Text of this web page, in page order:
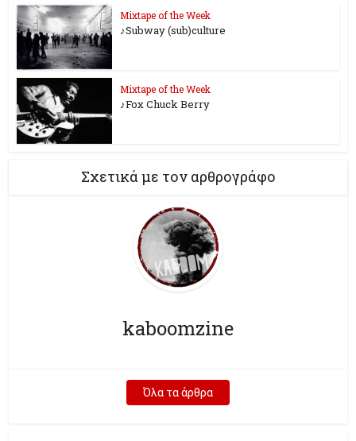
Mixtape of the Week
♪Subway (sub)culture
Mixtape of the Week
♪Fox Chuck Berry
Σχετικά με τον αρθρογράφο
kaboomzine
Όλα τα άρθρα